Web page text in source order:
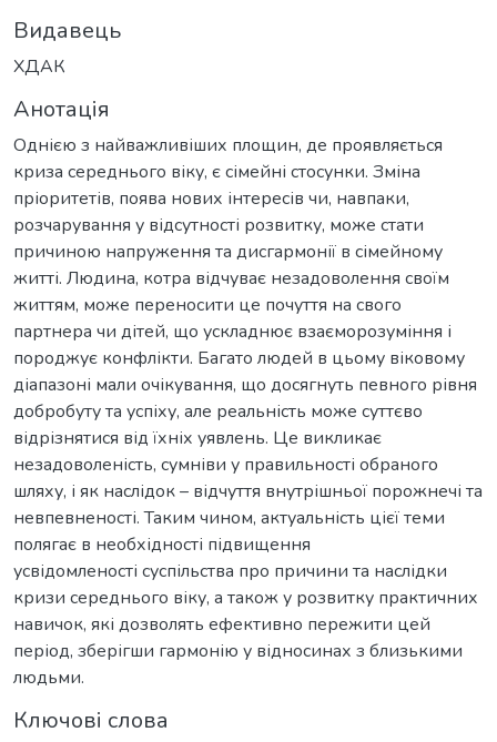
Видавець
ХДАК
Анотація
Однією з найважливіших площин, де проявляється
криза середнього віку, є сімейні стосунки. Зміна
пріоритетів, поява нових інтересів чи, навпаки,
розчарування у відсутності розвитку, може стати
причиною напруження та дисгармонії в сімейному
житті. Людина, котра відчуває незадоволення своїм
життям, може переносити це почуття на свого
партнера чи дітей, що ускладнює взаєморозуміння і
породжує конфлікти. Багато людей в цьому віковому
діапазоні мали очікування, що досягнуть певного рівня
добробуту та успіху, але реальність може суттєво
відрізнятися від їхніх уявлень. Це викликає
незадоволеність, сумніви у правильності обраного
шляху, і як наслідок – відчуття внутрішньої порожнечі та
невпевненості. Таким чином, актуальність цієї теми
полягає в необхідності підвищення
усвідомленості суспільства про причини та наслідки
кризи середнього віку, а також у розвитку практичних
навичок, які дозволять ефективно пережити цей
період, зберігши гармонію у відносинах з близькими
людьми.
Ключові слова